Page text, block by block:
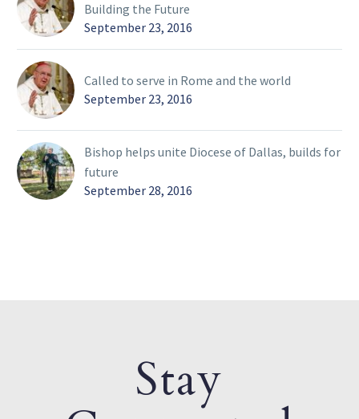
Building the Future
September 23, 2016
Called to serve in Rome and the world
September 23, 2016
Bishop helps unite Diocese of Dallas, builds for
future
September 28, 2016
Stay